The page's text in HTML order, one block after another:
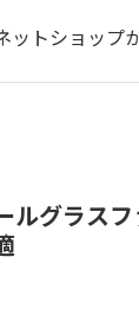
ットショップ
ルグラス